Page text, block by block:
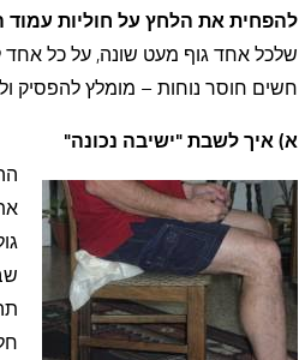
להפחית את הלחץ על חוליות
שלכל אחד גוף מעט שונה, על כל אחד
חשים חוסר נוחות – מומלץ להפסיק
א) איך לשבת "ישיבה נכונה"